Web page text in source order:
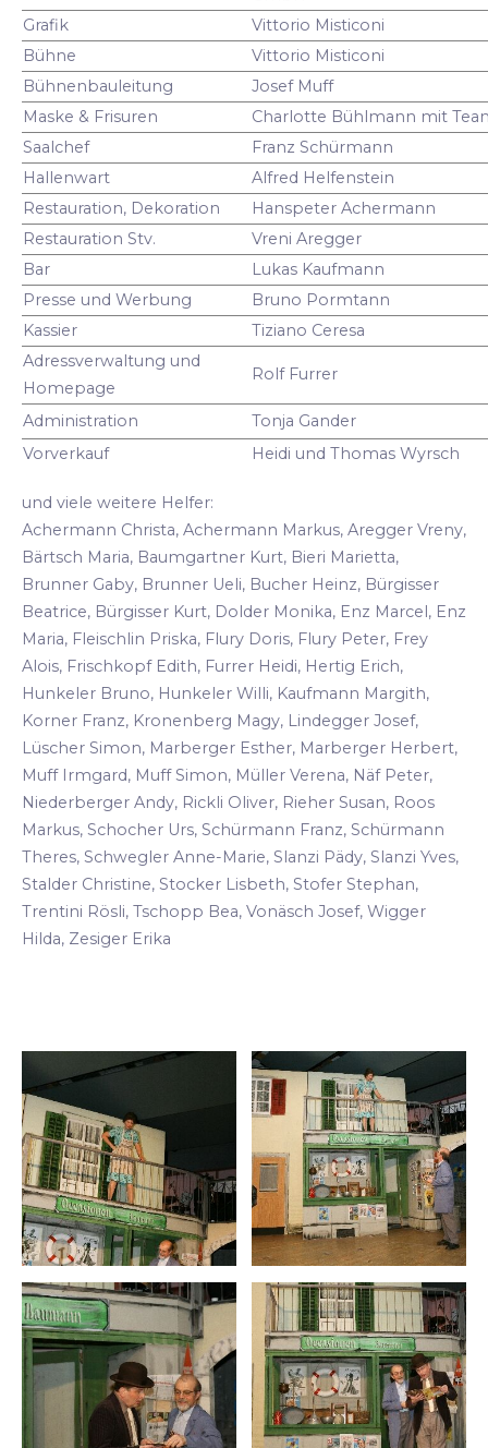
Grafik
Vittorio Misticoni
Bühne
Vittorio Misticoni
Bühnenbauleitung
Josef Muff
Maske & Frisuren
Charlotte Bühlmann mit
Saalchef
Franz Schürmann
Hallenwart
Alfred Helfenstein
Restauration, Dekoration
Hanspeter Achermann
Restauration Stv.
Vreni Aregger
Bar
Lukas Kaufmann
Presse und Werbung
Bruno Pormtann
Kassier
Tiziano Ceresa
Adressverwaltung und
Homepage
Rolf Furrer
Administration
Tonja Gander
Vorverkauf
Heidi und Thomas Wyrsch
und viele weitere Helfer:
Achermann Christa, Achermann Markus, Aregger Vreny,
Bärtsch Maria, Baumgartner Kurt, Bieri Marietta,
Brunner Gaby, Brunner Ueli, Bucher Heinz, Bürgisser
Beatrice, Bürgisser Kurt, Dolder Monika, Enz Marcel, Enz
Maria, Fleischlin Priska, Flury Doris, Flury Peter, Frey
Alois, Frischkopf Edith, Furrer Heidi, Hertig Erich,
Hunkeler Bruno, Hunkeler Willi, Kaufmann Margith,
Korner Franz, Kronenberg Magy, Lindegger Josef,
Lüscher Simon, Marberger Esther, Marberger Herbert,
Muff Irmgard, Muff Simon, Müller Verena, Näf Peter,
Niederberger Andy, Rickli Oliver, Rieher Susan, Roos
Markus, Schocher Urs, Schürmann Franz, Schürmann
Theres, Schwegler Anne-Marie, Slanzi Pädy, Slanzi Yves,
Stalder Christine, Stocker Lisbeth, Stofer Stephan,
Trentini Rösli, Tschopp Bea, Vonäsch Josef, Wigger
Hilda, Zesiger Erika